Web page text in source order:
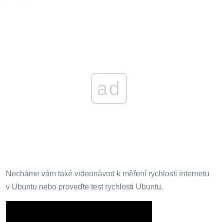
ad
Necháme vám také videonávod k měření rychlosti internetu
v Ubuntu nebo proveďte test rychlosti Ubuntu.